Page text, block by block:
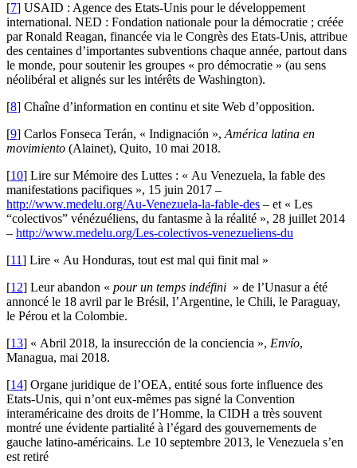
[7] USAID : Agence des Etats-Unis pour le développement
international. NED : Fondation nationale pour la démocratie ; créée
par Ronald Reagan, financée via le Congrès des Etats-Unis, attribue
des centaines d’importantes subventions chaque année, partout dans
le monde, pour soutenir les groupes « pro démocratie » (au sens
néolibéral et alignés sur les intérêts de Washington).
[8] Chaîne d’information en continu et site Web d’opposition.
[9] Carlos Fonseca Terán, « Indignación »,América latina en
movimiento (Alainet), Quito, 10 mai 2018.
[10] Lire sur Mémoire des Luttes : « Au Venezuela, la fable des
manifestations pacifiques », 15 juin 2017 –
http://www.medelu.org/Au-Venezuela-la-fable-des – et « Les
“colectivos” vénézuéliens, du fantasme à la réalité », 28 juillet 2014
– http://www.medelu.org/Les-colectivos-venezueliens-du
[11] Lire « Au Honduras, tout est mal qui finit mal »
[12] Leur abandon « pour un temps indéfini » de l’Unasur a été
annoncé le 18 avril par le Brésil, l’Argentine, le Chili, le Paraguay,
le Pérou et la Colombie.
[13] « Abril 2018, la insurección de la conciencia », Envío,
Managua, mai 2018.
[14] Organe juridique de l’OEA, entité sous forte influence des
Etats-Unis, qui n’ont eux-mêmes pas signé la Convention
interaméricaine des droits de l’Homme, la CIDH a très souvent
montré une évidente partialité à l’égard des gouvernements de
gauche latino-américains. Le 10 septembre 2013, le Venezuela s’en
est retiré